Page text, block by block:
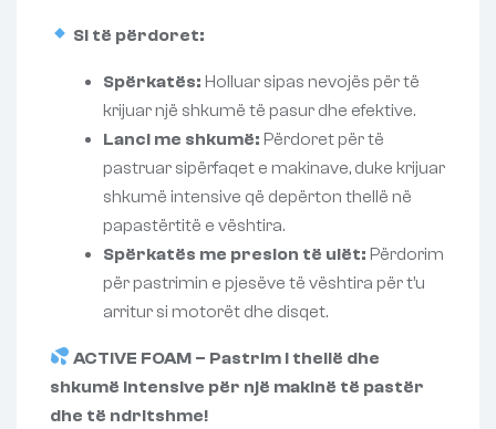
Si të përdoret:
Spërkatës: Holluar sipas nevojës për të
krijuar një shkumë të pasur dhe efektive.
Lanci me shkumë: Përdoret për të
pastruar sipërfaqet e makinave, duke krijuar
shkumë intensive që depërton thellë në
papastërtitë e vështira.
Spërkatës me presion të ulët: Përdorim
për pastrimin e pjesëve të vështira për t’u
arritur si motorët dhe disqet.
ACTIVE FOAM – Pastrim i thellë dhe
shkumë intensive për një makinë të pastër
dhe të ndritshme!